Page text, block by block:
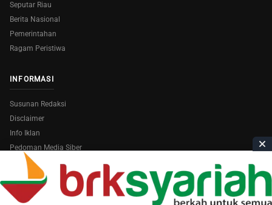
Seputar Riau
Berita Nasional
Pemerintahan
Ragam Peristiwa
INFORMASI
Susunan Redaksi
Disclaimer
Info Iklan
Pedoman Media Siber
Copyright © 2026 AmiraRiau.com . All Rights Reserved.